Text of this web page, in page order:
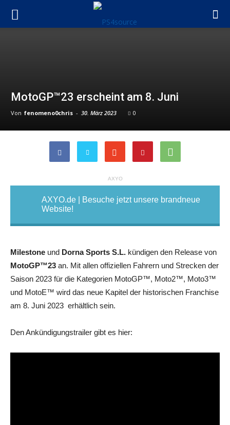
MotoGP™23 erscheint am 8. Juni
Von fenomeno0chris - 30. März 2023 0
AXYO
AXYO.de | Besuche jetzt unsere brandneue
Website!
Milestone und Dorna Sports S.L. kündigen den Release von
MotoGP™23 an. Mit allen offiziellen Fahrern und Strecken der
Saison 2023 für die Kategorien MotoGP™, Moto2™, Moto3™
und MotoE™ wird das neue Kapitel der historischen Franchise
am 8. Juni 2023 erhältlich sein.
Den Ankündigungstrailer gibt es hier: